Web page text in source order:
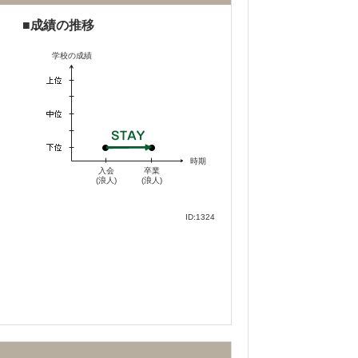
成績の推移
学校の成績
時期
入会
(浪人)
卒業
(浪人)
ID:1324